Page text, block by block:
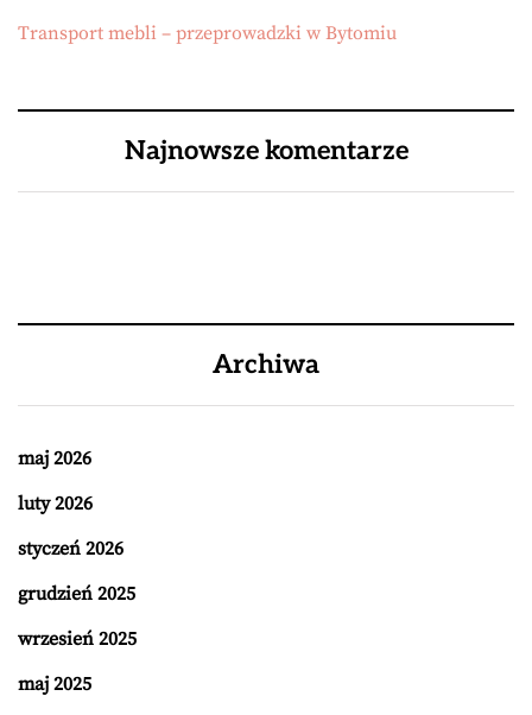
Transport mebli – przeprowadzki w Bytomiu
Najnowsze komentarze
Archiwa
maj 2026
luty 2026
styczeń 2026
grudzień 2025
wrzesień 2025
maj 2025